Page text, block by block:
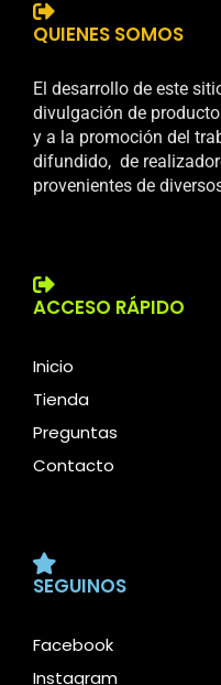
QUIENES SOMOS
El desarrollo de este
divulgación de
y a la promoción del
difundido, de
provenientes de
ACCESO RÁPIDO
Inicio
Tienda
Preguntas
Contacto
SEGUINOS
Facebook
Instagram